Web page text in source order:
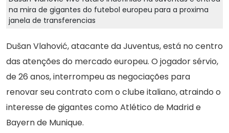
na mira de gigantes do futebol europeu para a proxima
janela de transferencias
Dušan Vlahović, atacante da Juventus, está no centro
das atenções do mercado europeu. O jogador sérvio,
de 26 anos, interrompeu as negociações para
renovar seu contrato com o clube italiano, atraindo o
interesse de gigantes como Atlético de Madrid e
Bayern de Munique.